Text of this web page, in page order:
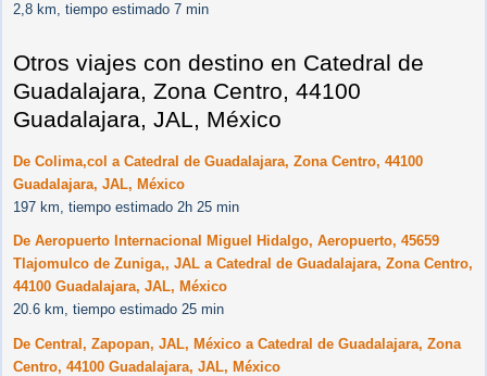
2,8 km, tiempo estimado 7 min
Otros viajes con destino en Catedral de
Guadalajara, Zona Centro, 44100
Guadalajara, JAL, México
De Colima,col a Catedral de Guadalajara, Zona Centro, 44100
Guadalajara, JAL, México
197 km, tiempo estimado 2h 25 min
De Aeropuerto Internacional Miguel Hidalgo, Aeropuerto, 45659
Tlajomulco de Zuniga,, JAL a Catedral de Guadalajara, Zona Centro,
44100 Guadalajara, JAL, México
20.6 km, tiempo estimado 25 min
De Central, Zapopan, JAL, México a Catedral de Guadalajara, Zona
Centro, 44100 Guadalajara, JAL, México